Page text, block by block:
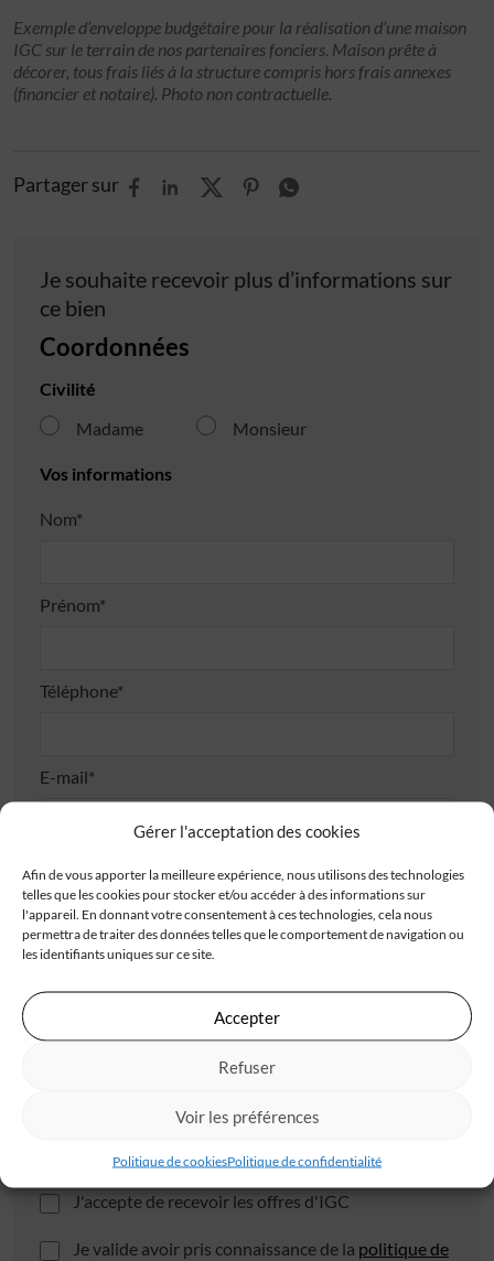
Gérer l'acceptation des cookies
Afin de vous apporter la meilleure expérience, nous utilisons des technologies
telles que les cookies pour stocker et/ou accéder à des informations sur
l'appareil. En donnant votre consentement à ces technologies, cela nous
permettra de traiter des données telles que le comportement de navigation ou
les identifiants uniques sur ce site.
Accepter
Refuser
Voir les préférences
Politique de cookiesPolitique de confidentialité
Exemple d’enveloppe budgétaire pour la réalisation d’une maison
IGC sur le terrain de nos partenaires fonciers. Maison prête à
décorer, tous frais liés à la structure compris hors frais annexes
(financier et notaire). Photo non contractuelle.
Partager sur
Je souhaite recevoir plus d’informations sur
ce bien
Coordonnées
Civilité
Madame
Monsieur
Vos informations
Nom*
Prénom*
Téléphone*
E-mail*
J'accepte de recevoir les offres d'IGC
Je valide avoir pris connaissance de la politique de